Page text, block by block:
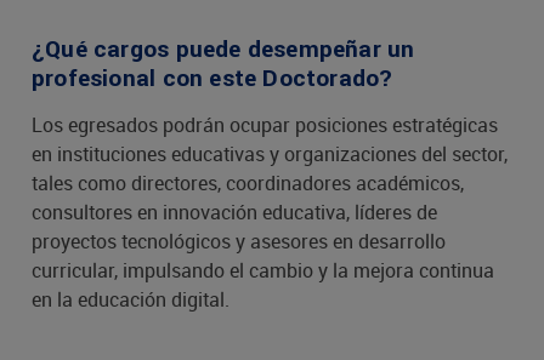
¿Qué cargos puede desempeñar un
profesional con este Doctorado?
Los egresados podrán ocupar posiciones estratégicas
en instituciones educativas y organizaciones del sector,
tales como directores, coordinadores académicos,
consultores en innovación educativa, líderes de
proyectos tecnológicos y asesores en desarrollo
curricular, impulsando el cambio y la mejora continua
en la educación digital.